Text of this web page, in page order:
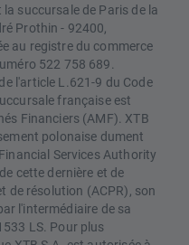
succursale de Paris de la
Prothin - 92400,
au registre du commerce
522 758 689.
l'article L.621-9 du Code
française est
Financiers (AMF). XTB
polonaise dument
Services Authority
cette dernière et de
de résolution (ACPR), son
l'intermédiaire de sa
LS. Pour plus